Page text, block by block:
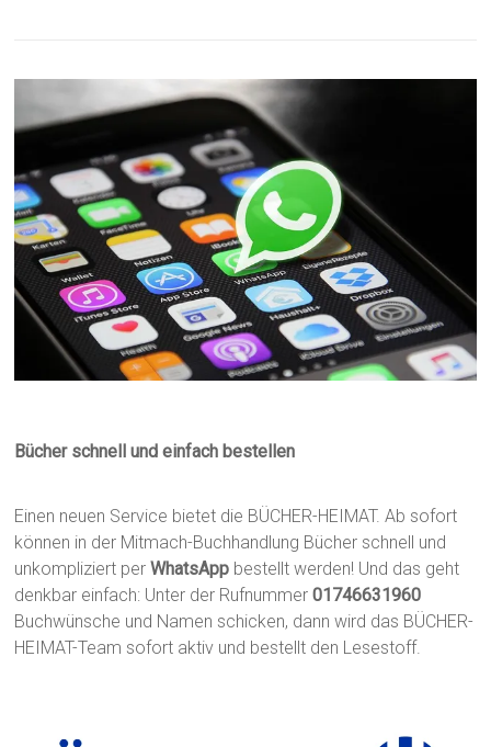
Bücher schnell und einfach bestellen
Einen neuen Service bietet die BÜCHER-HEIMAT. Ab sofort
können in der Mitmach-Buchhandlung Bücher schnell und
unkompliziert perWhatsApp bestellt werden! Und das geht
denkbar einfach: Unter der Rufnummer01746631960
Buchwünsche und Namen schicken, dann wird das BÜCHER-
HEIMAT-Team sofort aktiv und bestellt den Lesestoff.